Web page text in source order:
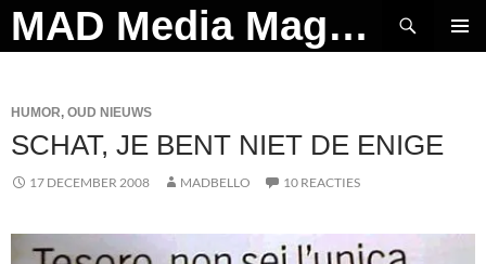
Ga
naar
MAD Media Magazine
Zoeken
HUMOR, OUD NIEUWS
SCHAT, JE BENT NIET DE ENIGE
17 DECEMBER 2008 MADBELLO 10 REACTIES